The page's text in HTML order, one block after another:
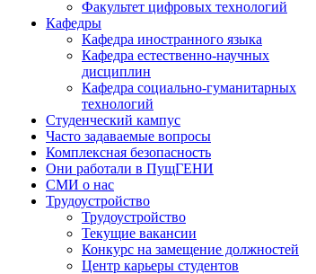
Факультет цифровых технологий
Кафедры
Кафедра иностранного языка
Кафедра естественно-научных
дисциплин
Кафедра социально-гуманитарных
технологий
Студенческий кампус
Часто задаваемые вопросы
Комплексная безопасность
Они работали в ПущГЕНИ
СМИ о нас
Трудоустройство
Трудоустройство
Текущие вакансии
Конкурс на замещение должностей
Центр карьеры студентов